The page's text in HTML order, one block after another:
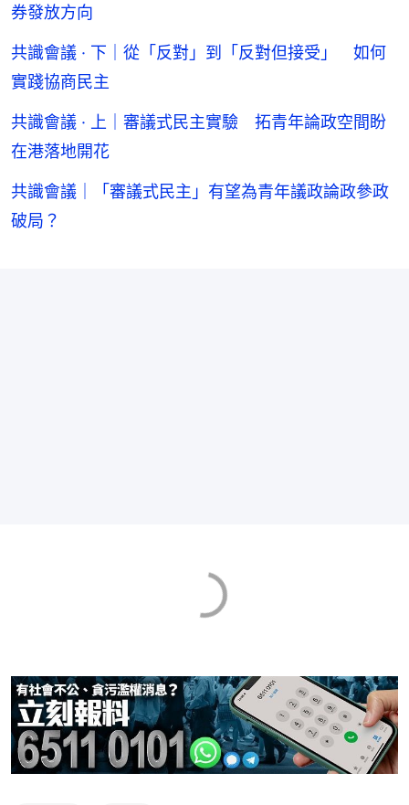
券發放方向
共識會議 · 下｜從「反對」到「反對但接受」 如何
實踐協商民主
共識會議 · 上｜審議式民主實驗 拓青年論政空間盼
在港落地開花
共識會議｜「審議式民主」有望為青年議政論政參政
破局？